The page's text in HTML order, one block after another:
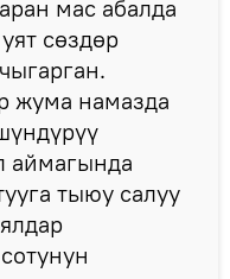
мас абалда
сөздөр
жума намазда
аймагында
тыюу салуу